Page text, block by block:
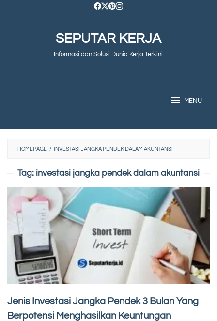
SEPUTAR KERJA
Informasi dan Solusi Dunia Kerja Terkini
MENU
HOMEPAGE / INVESTASI JANGKA PENDEK DALAM AKUNTANSI
Tag: investasi jangka pendek dalam akuntansi
Jenis Investasi Jangka Pendek 3 Bulan Yang
Berpotensi Menghasilkan Keuntungan